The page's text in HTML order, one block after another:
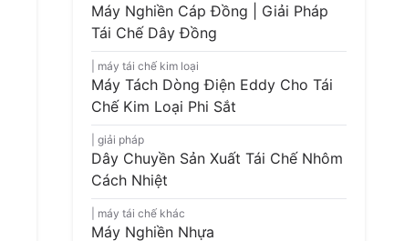
Máy Nghiền Cáp Đồng | Giải Pháp
Tái Chế Dây Đồng
máy tái chế kim loại
Máy Tách Dòng Điện Eddy Cho Tái
Chế Kim Loại Phi Sắt
giải pháp
Dây Chuyền Sản Xuất Tái Chế Nhôm
Cách Nhiệt
máy tái chế khác
Máy Nghiền Nhựa